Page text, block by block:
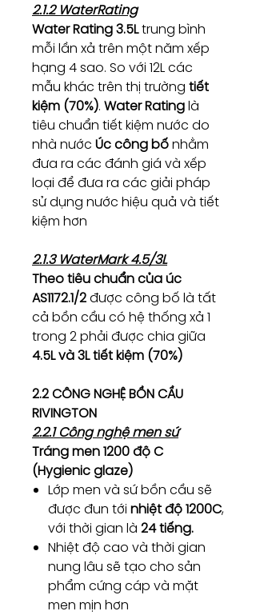
2.1.2 WaterRating
Water Rating 3.5Ltrung bình
mỗi lần xả trên một năm xếp
hạng 4 sao. So với 12L các
mẫu khác trên thị trường tiết
kiệm (70%). Water Ratinglà
tiêu chuẩn tiết kiệm nước do
nhà nước Úc công bốnhằm
đưa ra các đánh giá và xếp
loại để đưa ra các giải pháp
sử dụng nước hiệu quả và tiết
kiệm hơn
2.1.3 WaterMark 4.5/3L
Theo tiêu chuẩn của úc
AS1172.1/2được công bố là tất
cả bồn cầu có hệ thống xả 1
trong 2 phải được chia giữa
4.5L và 3L tiết kiệm (70%)
2.2 CÔNG NGHỆ BỒN CẦU
RIVINGTON
2.2.1 Công nghệ men sứ
Tráng men 1200 độ C
(Hygienic glaze)
Lớp men và sứ bồn cầu sẽ
được đun tới nhiệt độ 1200C,
với thời gian là 24 tiếng.
Nhiệt độ cao và thời gian
nung lâu sẽ tạo cho sản
phẩm cứng cáp và mặt
men mịn hơn